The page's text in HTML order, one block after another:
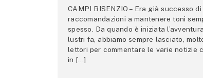
CAMPI BISENZIO – Era già successo
raccomandazioni a mantenere toni
spesso. Da quando è iniziata
lustri fa, abbiamo sempre lasciato,
lettori per commentare le varie notizie
in […]